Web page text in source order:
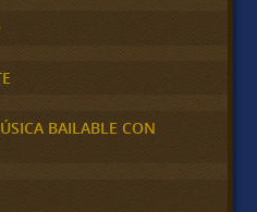
BAILABLE CON